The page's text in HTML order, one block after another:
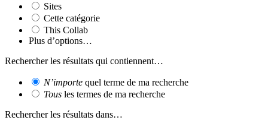
Sites
Cette catégorie
This Collab
Plus d’options…
Rechercher les résultats qui contiennent…
N’importe quel terme de ma recherche
Tous les termes de ma recherche
Rechercher les résultats dans…